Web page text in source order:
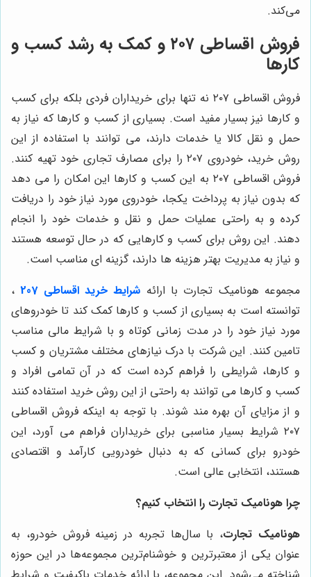
می‌کند.
فروش اقساطی ۲۰۷ و کمک به رشد کسب و
کارها
فروش اقساطی ۲۰۷ نه تنها برای خریداران فردی بلکه برای کسب
و کارها نیز بسیار مفید است. بسیاری از کسب و کارها که نیاز به
حمل و نقل کالا یا خدمات دارند، می توانند با استفاده از این
روش خرید، خودروی ۲۰۷ را برای مصارف تجاری خود تهیه کنند.
فروش اقساطی ۲۰۷ به این کسب و کارها این امکان را می دهد
که بدون نیاز به پرداخت یکجا، خودروی مورد نیاز خود را دریافت
کرده و به راحتی عملیات حمل و نقل و خدمات خود را انجام
دهند. این روش برای کسب و کارهایی که در حال توسعه هستند
و نیاز به مدیریت بهتر هزینه ها دارند، گزینه ای مناسب است.
مجموعه هونامیک تجارت با ارائه شرایط خرید اقساطی 207
،
توانسته است به بسیاری از کسب و کارها کمک کند تا خودروهای
مورد نیاز خود را در مدت زمانی کوتاه و با شرایط مالی مناسب
تامین کنند. این شرکت با درک نیازهای مختلف مشتریان و کسب
و کارها، شرایطی را فراهم کرده است که در آن تمامی افراد و
کسب و کارها می توانند به راحتی از این روش خرید استفاده کنند
و از مزایای آن بهره مند شوند. با توجه به اینکه فروش اقساطی
۲۰۷ شرایط بسیار مناسبی برای خریداران فراهم می آورد، این
خودرو برای کسانی که به دنبال خودرویی کارآمد و اقتصادی
هستند، انتخابی عالی است.
چرا هونامیک تجارت را انتخاب کنیم؟
هونامیک تجارت، با سال‌ها تجربه در زمینه فروش خودرو، به
عنوان یکی از معتبرترین و خوشنام‌ترین مجموعه‌ها در این حوزه